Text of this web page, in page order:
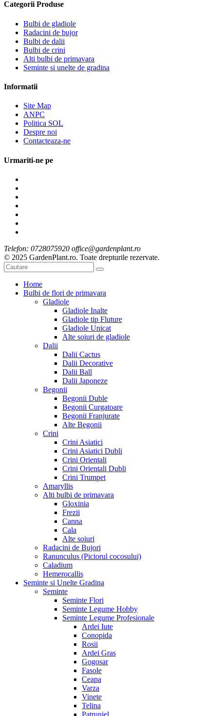
Categorii Produse
Bulbi de gladiole
Radacini de bujor
Bulbi de dalii
Bulbi de crini
Alti bulbi de primavara
Seminte si unelte de gradina
Informatii
Site Map
ANPC
Politica SOL
Despre noi
Contacteaza-ne
Urmariti-ne pe
Telefon: 0728075920 office@gardenplant.ro
© 2025 GardenPlant.ro. Toate drepturile rezervate.
Home
Bulbi de flori de primavara
Gladiole
Gladiole Inalte
Gladiole tip Fluture
Gladiole Unicat
Alte soiuri de gladiole
Dalii
Dalii Cactus
Dalii Decorative
Dalii Ball
Dalii Japoneze
Begonii
Begonii Duble
Begonii Curgatoare
Begonii Franjurate
Alte Begonii
Crini
Crini Asiatici
Crini Asiatici Dubli
Crini Orientali
Crini Orientali Dubli
Crini Trumpet
Amaryllis
Alti bulbi de primavara
Gloxinia
Frezii
Canna
Cala
Alte soiuri
Radacini de Bujori
Ranunculus (Piciorul cocosului)
Caladium
Hemerocallis
Seminte si Unelte Gradina
Seminte
Seminte Flori
Seminte Legume Hobby
Seminte Legume Profesionale
Ardei Iute
Conopida
Rosii
Ardei Gras
Gogosar
Fasole
Ceapa
Varza
Vinete
Telina
Patrunjel